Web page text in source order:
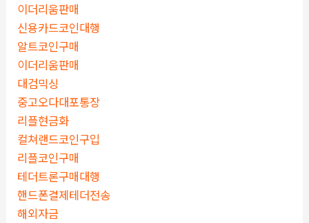
이더리움판매
신용카드코인대행
알트코인구매
이더리움판매
대검믹싱
중고오다대포통장
리플현금화
컬쳐랜드코인구입
리플코인구매
테더트론구매대행
핸드폰결제테더전송
해외자금